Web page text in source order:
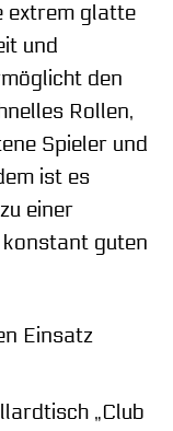
extrem glatte
und
den
Rollen,
Spieler und
ist es
einer
guten
Einsatz
„Club